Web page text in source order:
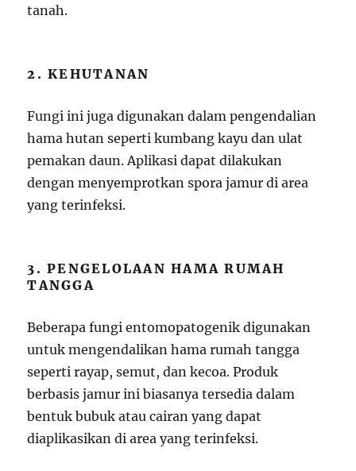
tanah.
2. KEHUTANAN
Fungi ini juga digunakan dalam pengendalian
hama hutan seperti kumbang kayu dan ulat
pemakan daun. Aplikasi dapat dilakukan
dengan menyemprotkan spora jamur di area
yang terinfeksi.
3. PENGELOLAAN HAMA RUMAH
TANGGA
Beberapa fungi entomopatogenik digunakan
untuk mengendalikan hama rumah tangga
seperti rayap, semut, dan kecoa. Produk
berbasis jamur ini biasanya tersedia dalam
bentuk bubuk atau cairan yang dapat
diaplikasikan di area yang terinfeksi.